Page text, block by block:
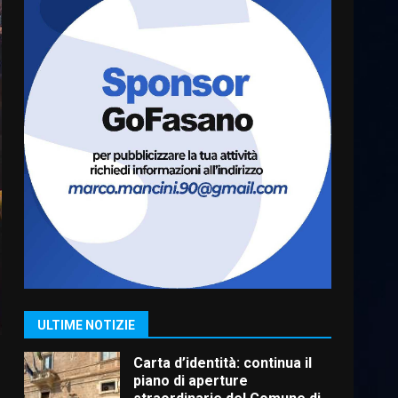
ULTIME NOTIZIE
escluso dal campionato
5 Agosto 2026 17:30
7
Truffatori in azione nelle
frazioni fasanesi
5 Agosto 2026 11:03
1
Fasanese ferito a colpi di
arma da fuoco
6 Agosto 2026 18:13
Carta d’identità: continua il
piano di aperture